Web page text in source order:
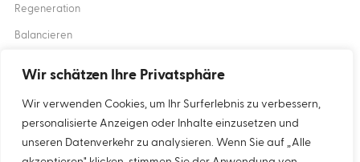
Wir schätzen Ihre Privatsphäre
Wir verwenden Cookies, um Ihr Surferlebnis zu verbessern,
personalisierte Anzeigen oder Inhalte einzusetzen und
unseren Datenverkehr zu analysieren. Wenn Sie auf „Alle
Regeneration
Balancieren
Created by